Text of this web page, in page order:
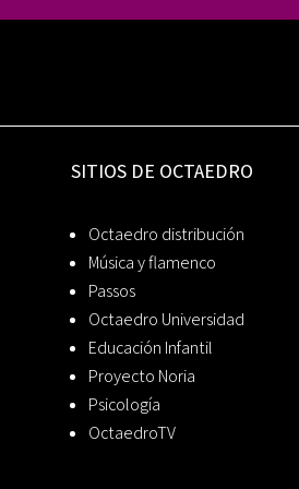
SITIOS DE OCTAEDRO
Octaedro distribución
Música y flamenco
Passos
Octaedro Universidad
Educación Infantil
Proyecto Noria
Psicología
OctaedroTV